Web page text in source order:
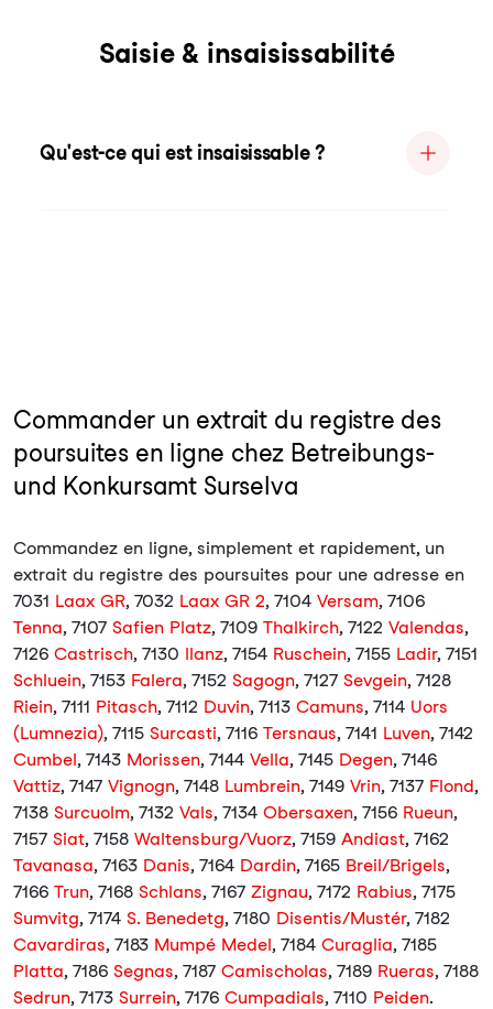
Saisie & insaisissabilité
Qu'est-ce qui est insaisissable ?
Commander un extrait du registre des
poursuites en ligne chez Betreibungs-
und Konkursamt Surselva
Commandez en ligne, simplement et rapidement, un
extrait du registre des poursuites pour une adresse en
7031 Laax GR, 7032 Laax GR 2, 7104 Versam, 7106
Tenna, 7107 Safien Platz, 7109 Thalkirch, 7122 Valendas,
7126 Castrisch, 7130 Ilanz, 7154 Ruschein, 7155 Ladir, 7151
Schluein, 7153 Falera, 7152 Sagogn, 7127 Sevgein, 7128
Riein, 7111 Pitasch, 7112 Duvin, 7113 Camuns, 7114 Uors
(Lumnezia), 7115 Surcasti, 7116 Tersnaus, 7141 Luven, 7142
Cumbel, 7143 Morissen, 7144 Vella, 7145 Degen, 7146
Vattiz, 7147 Vignogn, 7148 Lumbrein, 7149 Vrin, 7137 Flond,
7138 Surcuolm, 7132 Vals, 7134 Obersaxen, 7156 Rueun,
7157 Siat, 7158 Waltensburg/Vuorz, 7159 Andiast, 7162
Tavanasa, 7163 Danis, 7164 Dardin, 7165 Breil/Brigels,
7166 Trun, 7168 Schlans, 7167 Zignau, 7172 Rabius, 7175
Sumvitg, 7174 S. Benedetg, 7180 Disentis/Mustér, 7182
Cavardiras, 7183 Mumpé Medel, 7184 Curaglia, 7185
Platta, 7186 Segnas, 7187 Camischolas, 7189 Rueras, 7188
Sedrun, 7173 Surrein, 7176 Cumpadials, 7110 Peiden.